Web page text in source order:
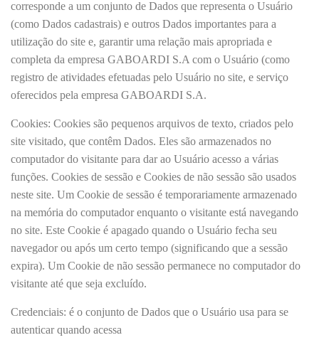
corresponde a um conjunto de Dados que representa o Usuário
(como Dados cadastrais) e outros Dados importantes para a
utilização do site e, garantir uma relação mais apropriada e
completa da empresa GABOARDI S.A com o Usuário (como
registro de atividades efetuadas pelo Usuário no site, e serviço
oferecidos pela empresa GABOARDI S.A.
Cookies: Cookies são pequenos arquivos de texto, criados pelo
site visitado, que contêm Dados. Eles são armazenados no
computador do visitante para dar ao Usuário acesso a várias
funções. Cookies de sessão e Cookies de não sessão são usados ​​
neste site. Um Cookie de sessão é temporariamente armazenado
na memória do computador enquanto o visitante está navegando
no site. Este Cookie é apagado quando o Usuário fecha seu
navegador ou após um certo tempo (significando que a sessão
expira). Um Cookie de não sessão permanece no computador do
visitante até que seja excluído.
Credenciais: é o conjunto de Dados que o Usuário usa para se
autenticar quando acessa